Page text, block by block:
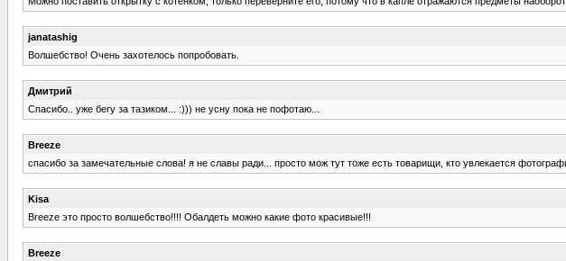
janatashig
Волшебство! Очень захотелось попробовать.
Дмитрий
Спасибо.. уже бегу за тазиком... :))) не усну пока не пофотаю...
Breeze
спасибо за замечательные слова! я не славы ради... просто мож тут тоже есть товарищи, кто увлекается
Kisa
Breeze это просто волшебство!!!! Обалдеть можно какие фото красивые!!!
Breeze